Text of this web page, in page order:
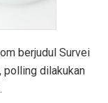
berjudul Survei
polling dilakukan